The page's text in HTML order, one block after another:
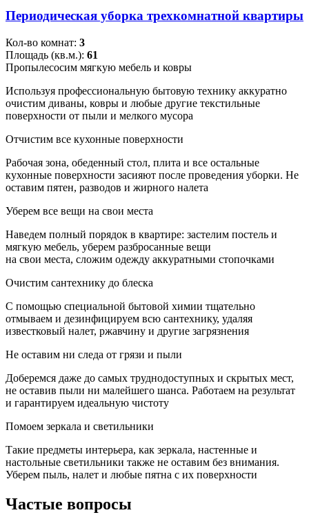
Периодическая уборка трехкомнатной квартиры
Кол-во комнат: 3
Площадь (кв.м.): 61
Пропылесосим мягкую мебель и ковры
Используя профессиональную бытовую технику аккуратно
очистим диваны, ковры и любые другие текстильные
поверхности от пыли и мелкого мусора
Отчистим все кухонные поверхности
Рабочая зона, обеденный стол, плита и все остальные
кухонные поверхности засияют после проведения уборки. Не
оставим пятен, разводов и жирного налета
Уберем все вещи на свои места
Наведем полный порядок в квартире: застелим постель и
мягкую мебель, уберем разбросанные вещи
на свои места, сложим одежду аккуратными стопочками
Очистим сантехнику до блеска
С помощью специальной бытовой химии тщательно
отмываем и дезинфицируем всю сантехнику, удаляя
известковый налет, ржавчину и другие загрязнения
Не оставим ни следа от грязи и пыли
Доберемся даже до самых труднодоступных и скрытых мест,
не оставив пыли ни малейшего шанса. Работаем на результат
и гарантируем идеальную чистоту
Помоем зеркала и светильники
Такие предметы интерьера, как зеркала, настенные и
настольные светильники также не оставим без внимания.
Уберем пыль, налет и любые пятна с их поверхности
Частые вопросы